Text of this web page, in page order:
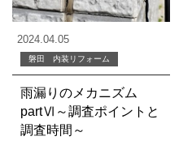
2024.04.05
磐田 内装リフォーム
雨漏りのメカニズム
partⅥ～調査ポイントと
調査時間～